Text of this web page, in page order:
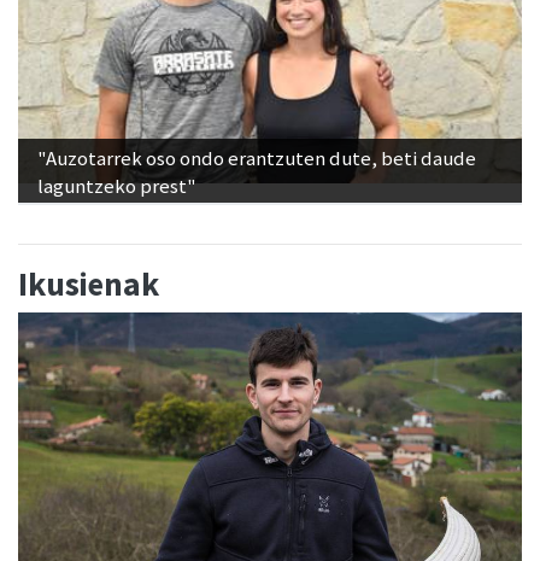
"Auzotarrek oso ondo erantzuten dute, beti daude
laguntzeko prest"
Ikusienak